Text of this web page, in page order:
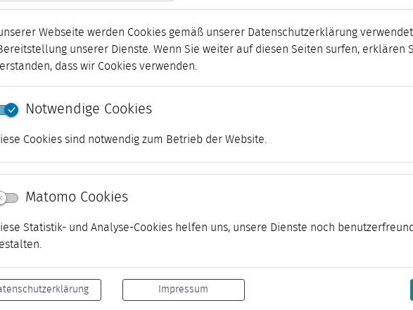
Webseite werden Cookies gemäß unserer Datenschutzerklärung
unserer Dienste. Wenn Sie weiter auf diesen Seiten surfen, erklären
dass wir Cookies verwenden.
Notwendige Cookies
Cookies sind notwendig zum Betrieb der Website.
Matomo Cookies
Statistik- und Analyse-Cookies helfen uns, unsere Dienste noch
Impressum